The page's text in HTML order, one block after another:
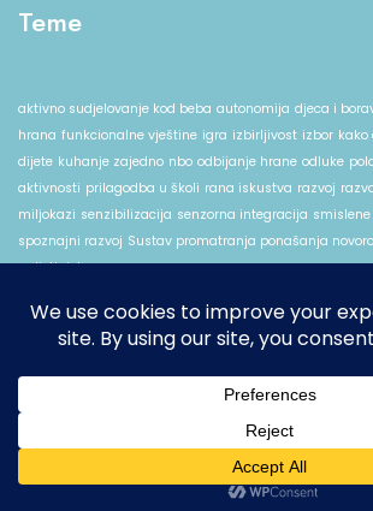
Teme
aktivno sudjelovanje kod beba autonomija djeca i
hrana funkcionalne vještine igra izbirljivost izbor kako
dijete kuhanje zajedno nbo odbijanje hrane odluke
aktivnosti prilagodba u školi rana iskustva razvoj
miljokazi senzibilizacija senzorna integracija
spoznajni razvoj Sustav promatranja ponašanja
u djetinjstvu
2026. Multicoloris